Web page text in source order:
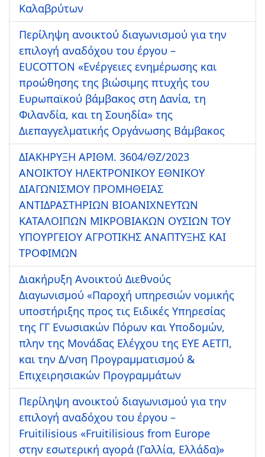
Καλαβρύτων
Περίληψη ανοικτού διαγωνισμού για την
επιλογή αναδόχου του έργου –
EUCOTTON «Ενέργειες ενημέρωσης και
προώθησης της βιώσιμης πτυχής του
Ευρωπαϊκού βάμβακος στη Δανία, τη
Φιλανδία, και τη Σουηδία» της
Διεπαγγελματικής Οργάνωσης Βάμβακος
ΔΙΑΚΗΡΥΞΗ ΑΡIΘΜ. 3604/ΘΖ/2023
ΑΝΟΙΚΤΟΥ ΗΛΕΚΤΡΟΝΙΚΟΥ ΕΘΝΙΚΟΥ
ΔΙΑΓΩΝΙΣΜΟΥ ΠΡΟΜΗΘΕΙΑΣ
ΑΝΤΙΔΡΑΣΤΗΡΙΩΝ ΒΙΟΑΝΙΧΝΕΥΤΩΝ
ΚΑΤΑΛΟΙΠΩΝ ΜΙΚΡΟΒΙΑΚΩΝ ΟΥΣΙΩΝ ΤΟΥ
ΥΠΟΥΡΓΕΙΟΥ ΑΓΡΟΤΙΚΗΣ ΑΝΑΠΤΥΞΗΣ ΚΑΙ
ΤΡΟΦΙΜΩΝ
Διακήρυξη Ανοικτού Διεθνούς
Διαγωνισμού «Παροχή υπηρεσιών νομικής
υποστήριξης προς τις Ειδικές Υπηρεσίας
της ΓΓ Ενωσιακών Πόρων και Υποδομών,
πλην της Μονάδας Ελέγχου της ΕΥΕ ΑΕΤΠ,
και την Δ/νση Προγραμματισμού &
Επιχειρησιακών Προγραμμάτων
Περίληψη ανοικτού διαγωνισμού για την
επιλογή αναδόχου του έργου –
Fruitilisious «Fruitilisious from Europe
στην εσωτερική αγορά (Γαλλία, Ελλάδα)»